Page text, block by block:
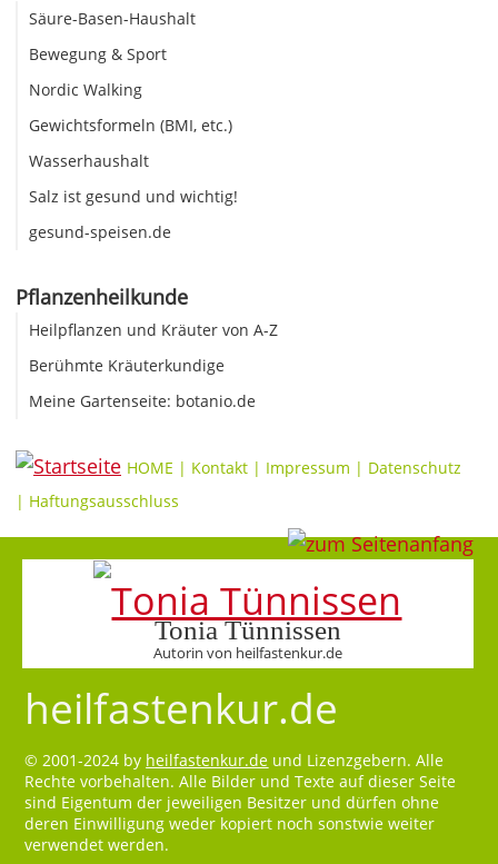
Säure-Basen-Haushalt
Bewegung & Sport
Nordic Walking
Gewichtsformeln (BMI, etc.)
Wasserhaushalt
Salz ist gesund und wichtig!
gesund-speisen.de
Pflanzenheilkunde
Heilpflanzen und Kräuter von A-Z
Berühmte Kräuterkundige
Meine Gartenseite: botanio.de
HOME | Kontakt | Impressum | Datenschutz
| Haftungsausschluss
Tonia Tünnissen
Autorin von heilfastenkur.de
heilfastenkur.de
© 2001-2024 by heilfastenkur.de und Lizenzgebern. Alle
Rechte vorbehalten. Alle Bilder und Texte auf dieser Seite
sind Eigentum der jeweiligen Besitzer und dürfen ohne
deren Einwilligung weder kopiert noch sonstwie weiter
verwendet werden.